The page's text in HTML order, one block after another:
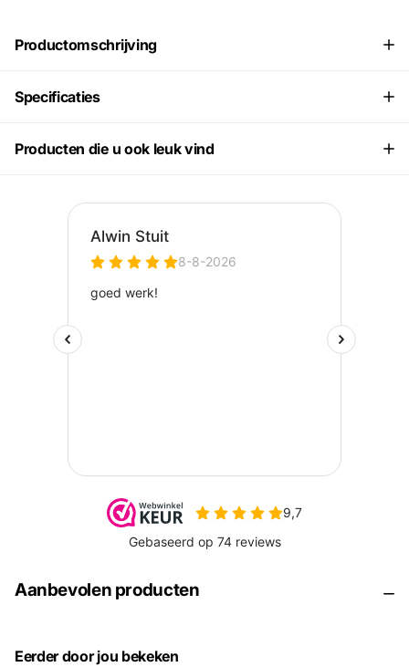
Productomschrijving
Specificaties
Producten die u ook leuk vind
Aanbevolen producten
Eerder door jou bekeken